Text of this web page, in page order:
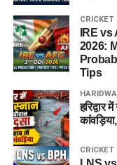
CRICKET
IRE
2026:
Tips
हरिद्वार
CRICKET